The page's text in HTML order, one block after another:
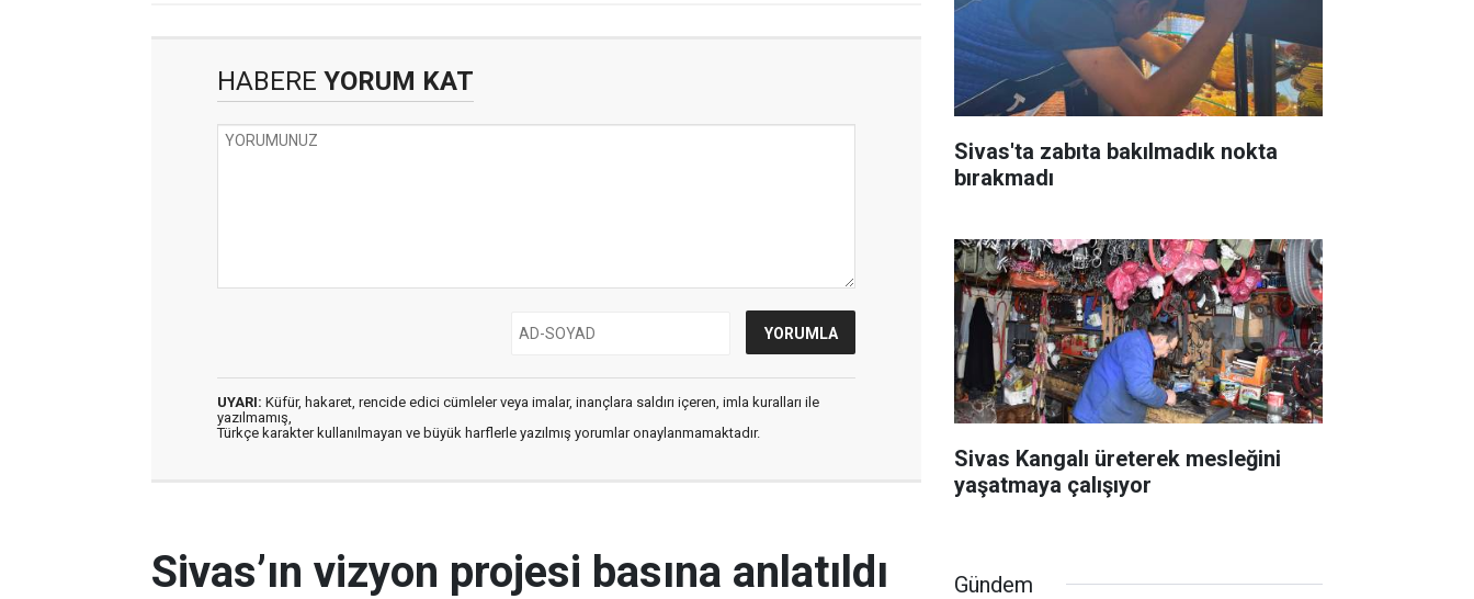
HABERE YORUM KAT
UYARI: Küfür, hakaret, rencide edici cümleler veya imalar, inançlara saldırı içeren, imla kuralları ile
yazılmamış,
Türkçe karakter kullanılmayan ve büyük harflerle yazılmış yorumlar onaylanmamaktadır.
Sivas'ta zabıta bakılmadık nokta
bırakmadı
Sivas Kangalı üreterek mesleğini
yaşatmaya çalışıyor
Sivas’ın vizyon projesi basına anlatıldı Gündem